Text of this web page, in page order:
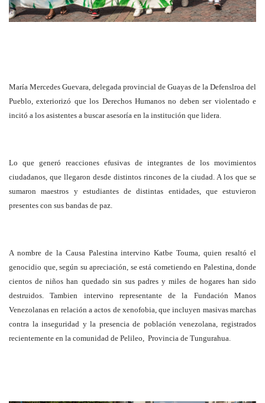
María Mercedes Guevara, delegada provincial de Guayas de la Defenslroa del
Pueblo, exteriorizó que los Derechos Humanos no deben ser violentado e
incitó a los asistentes a buscar asesoría en la institución que lidera.
Lo que generó reacciones efusivas de integrantes de los movimientos
ciudadanos, que llegaron desde distintos rincones de la ciudad. A los que se
sumaron maestros y estudiantes de distintas entidades, que estuvieron
presentes con sus bandas de paz.
A nombre de la Causa Palestina intervino Katbe Touma, quien resaltó el
genocidio que, según su apreciación, se está cometiendo en Palestina, donde
cientos de niños han quedado sin sus padres y miles de hogares han sido
destruidos. Tambien intervino representante de la Fundación Manos
Venezolanas en relación a actos de xenofobia, que incluyen masivas marchas
contra la inseguridad y la presencia de población venezolana, registrados
recientemente en la comunidad de Pelileo, Provincia de Tungurahua.